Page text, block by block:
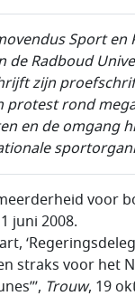
Sport en
de Radboud
zijn
protest rond
en de omgang
voor
juni 2008.
straks voor het
Trouw, 19